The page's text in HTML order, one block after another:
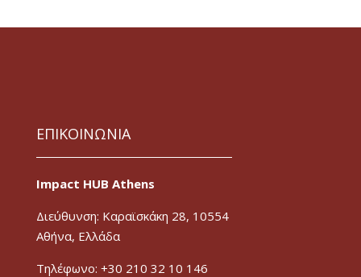
ΕΠΙΚΟΙΝΩΝΙΑ
Impact HUB Athens
Διεύθυνση: Καραϊσκάκη 28, 10554
Αθήνα, Ελλάδα
Τηλέφωνο: +30 210 32 10 146